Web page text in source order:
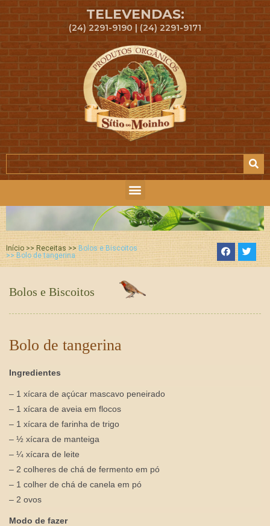
TELEVENDAS:
(24) 2291-9190 | (24) 2291-9171
Início >> Receitas >>Bolos e Biscoitos
>> Bolo de tangerina
Bolos e Biscoitos
Bolo de tangerina
Ingredientes
– 1 xícara de açúcar mascavo peneirado
– 1 xícara de aveia em flocos
– 1 xícara de farinha de trigo
– ½ xícara de manteiga
– ¼ xícara de leite
– 2 colheres de chá de fermento em pó
– 1 colher de chá de canela em pó
– 2 ovos
Modo de fazer